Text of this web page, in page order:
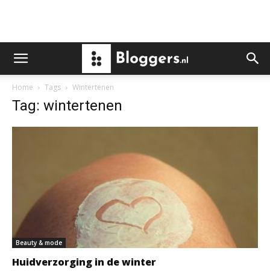
Home Tags Wintertenen
Tag: wintertenen
Beauty & mode
Huidverzorging in de winter